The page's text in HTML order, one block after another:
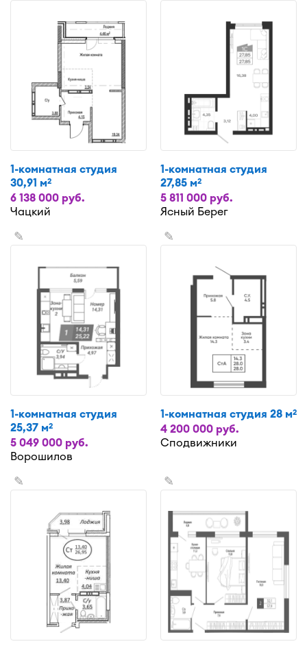
1-комнатная студия
30,91 м2
6 138 000 руб.
Чацкий
1-комнатная студия
27,85 м2
5 811 000 руб.
Ясный Берег
✎
1-комнатная студия
25,37 м2
5 049 000 руб.
Ворошилов
✎
1-комнатная студия 28 м2
4 200 000 руб.
Сподвижники
✎ ✎